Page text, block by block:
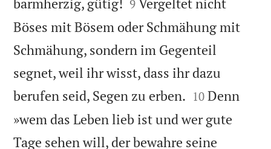
9
Böses mit Bösem oder Schmähung mit
Schmähung, sondern im Gegenteil
segnet, weil ihr wisst, dass ihr dazu
berufen seid, Segen zu erben. 

10 Denn
»wem das Leben lieb ist und wer gute
Tage sehen will, der bewahre seine